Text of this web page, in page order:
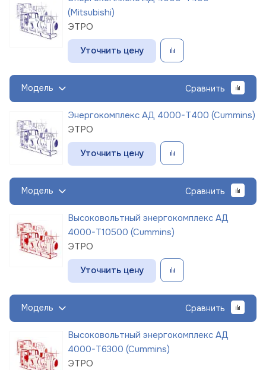
(Mitsubishi)
ЭТРО
Уточнить цену
Модель Сравнить
Энергокомплекс АД 4000-Т400 (Cummins)
ЭТРО
Уточнить цену
Модель Сравнить
Высоковольтный энергокомплекс АД
4000-Т10500 (Cummins)
ЭТРО
Уточнить цену
Модель Сравнить
Высоковольтный энергокомплекс АД
4000-Т6300 (Cummins)
ЭТРО